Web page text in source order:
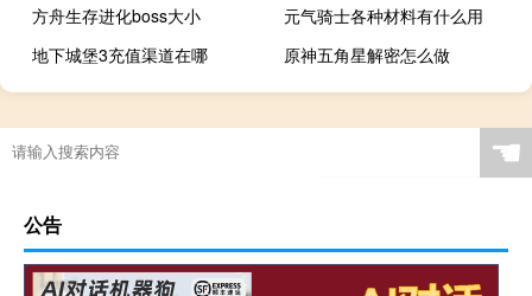
方舟生存进化boss大小
元气骑士各种材料有什么用
地下城堡3充值渠道在哪
原神五角星解密怎么做
☚
公告